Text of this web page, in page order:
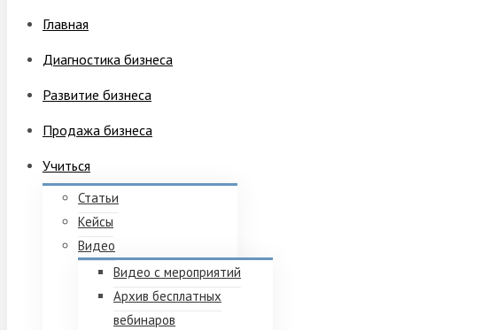
Главная
Диагностика бизнеса
Развитие бизнеса
Продажа бизнеса
Учиться
Статьи
Кейсы
Видео
Видео с мероприятий
Архив бесплатных
вебинаров